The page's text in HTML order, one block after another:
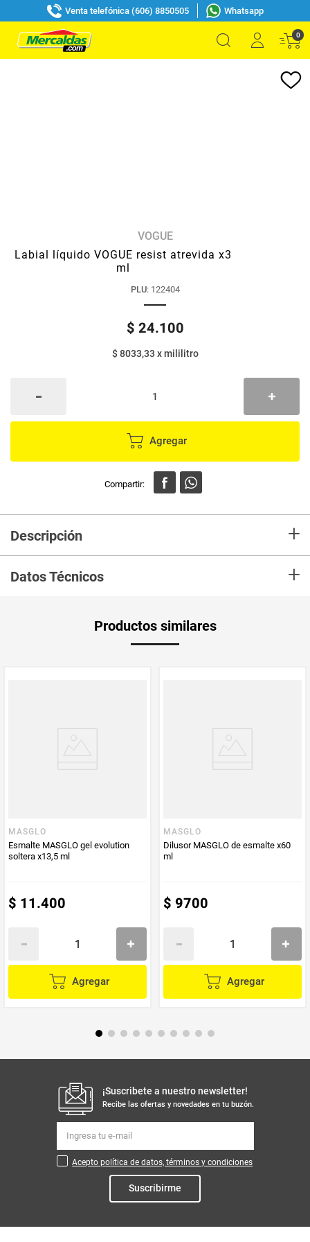
Venta telefónica (606) 8850505 Whatsapp
0
VOGUE
Labial líquido VOGUE resist atrevida x3
ml
PLU: 122404
$ 24.100
$ 8033,33 xmililitro
Agregar
Descripción +
Datos Técnicos +
Producto (kg)
Productos similares
MASGLO
Esmalte MASGLO gel evolution
soltera x13,5 ml
$ 11.400
Agregar
MASGLO
Dilusor MASGLO de esmalte x60
ml
$ 9700
Agregar
¡Suscribete a nuestro newsletter!
Recibe las ofertas y novedades en tu buzón.
Acepto política de datos, términos y condiciones
Suscribirme